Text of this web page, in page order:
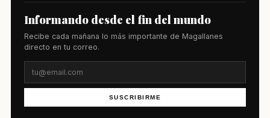
Informando desde el fin del mundo
Recibe cada mañana lo más importante de Magallanes
directo en tu correo.
SUSCRIBIRME